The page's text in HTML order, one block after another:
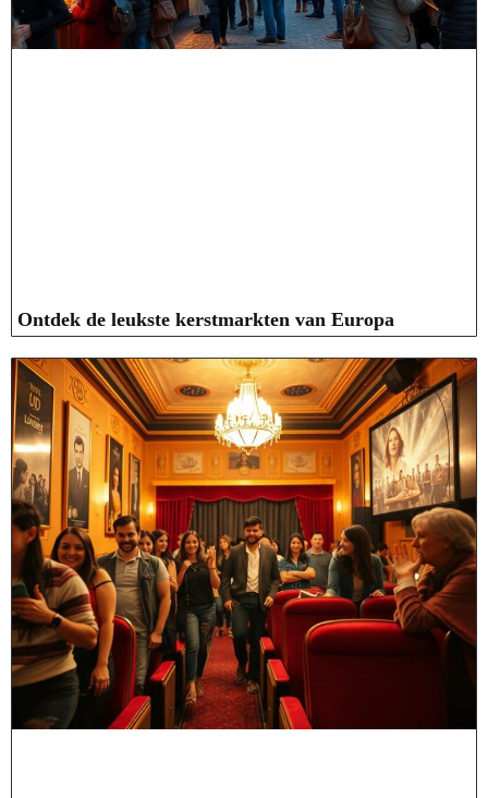
Ontdek de leukste kerstmarkten van Europa